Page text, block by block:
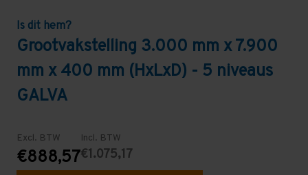
Is dit hem?
Grootvakstelling 3.000 mm x 7.900
mm x 400 mm (HxLxD) - 5 niveaus
GALVA
Excl. BTW
€888,57
Incl. BTW
€1.075,17